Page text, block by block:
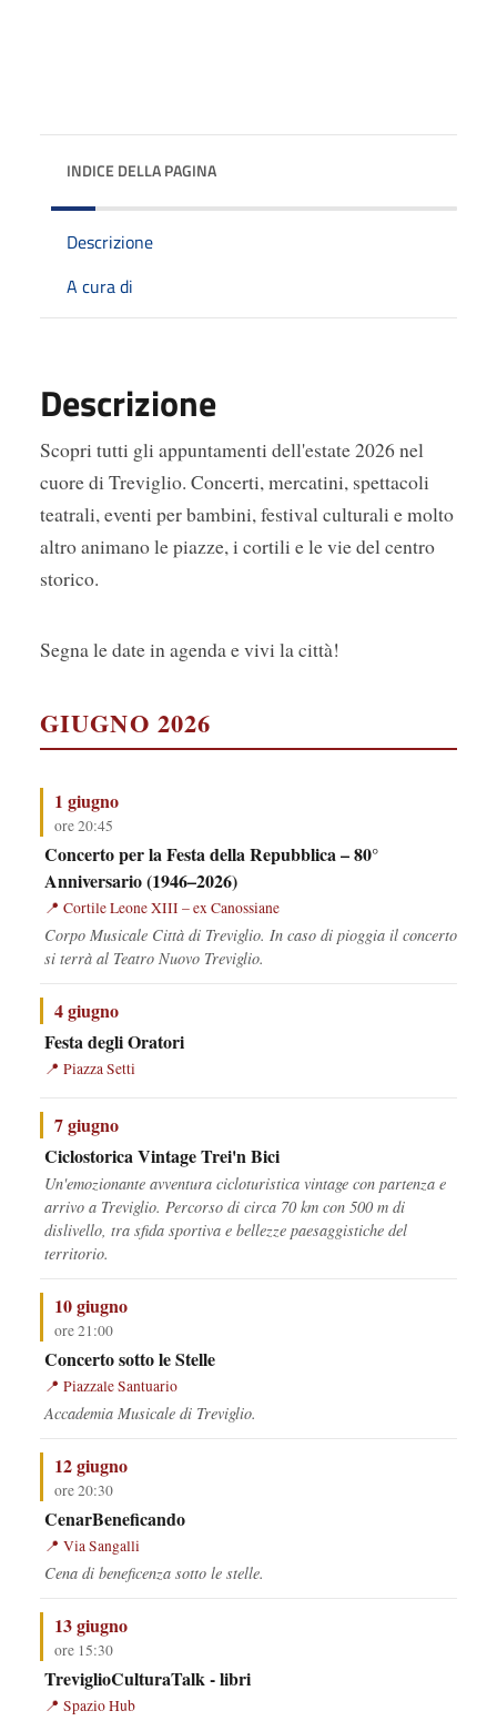
INDICE DELLA PAGINA
Descrizione
A cura di
Descrizione
Scopri tutti gli appuntamenti dell'estate 2026 nel
cuore di Treviglio. Concerti, mercatini, spettacoli
teatrali, eventi per bambini, festival culturali e molto
altro animano le piazze, i cortili e le vie del centro
storico.
Segna le date in agenda e vivi la città!
GIUGNO 2026
1 giugno
ore 20:45
Concerto per la Festa della Repubblica – 80°
Anniversario (1946–2026)
Cortile Leone XIII – ex Canossiane
Corpo Musicale Città di Treviglio. In caso di pioggia il concerto
si terrà al Teatro Nuovo Treviglio.
4 giugno
Festa degli Oratori
Piazza Setti
7 giugno
Ciclostorica Vintage Trei'n Bici
Un'emozionante avventura cicloturistica vintage con partenza e
arrivo a Treviglio. Percorso di circa 70 km con 500 m di
dislivello, tra sfida sportiva e bellezze paesaggistiche del
territorio.
10 giugno
ore 21:00
Concerto sotto le Stelle
Piazzale Santuario
Accademia Musicale di Treviglio.
12 giugno
ore 20:30
CenarBeneficando
Via Sangalli
Cena di beneficenza sotto le stelle.
13 giugno
ore 15:30
TreviglioCulturaTalk - libri
Spazio Hub